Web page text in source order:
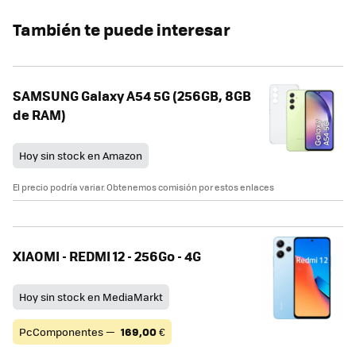
También te puede interesar
SAMSUNG Galaxy A54 5G (256GB, 8GB
de RAM)
Hoy sin stock en Amazon
El precio podría variar. Obtenemos comisión por estos enlaces
XIAOMI - REDMI 12 - 256Go - 4G
Hoy sin stock en MediaMarkt
PcComponentes — 169,00€